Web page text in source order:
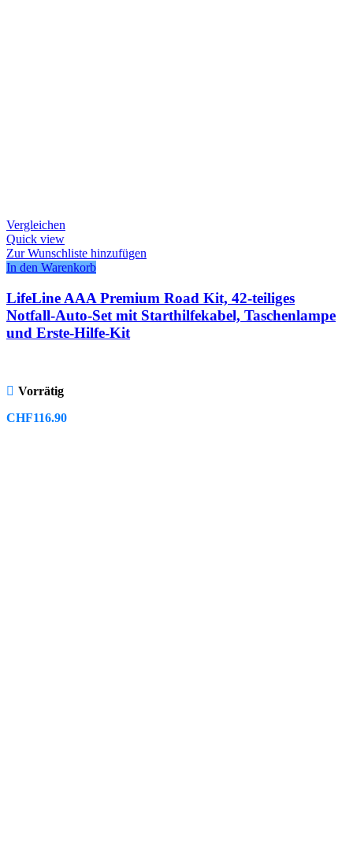
Vergleichen
Quick view
Zur Wunschliste hinzufügen
In den Warenkorb
LifeLine AAA Premium Road Kit, 42-teiliges
Notfall-Auto-Set mit Starthilfekabel, Taschenlampe
und Erste-Hilfe-Kit
Vorrätig
CHF116.90